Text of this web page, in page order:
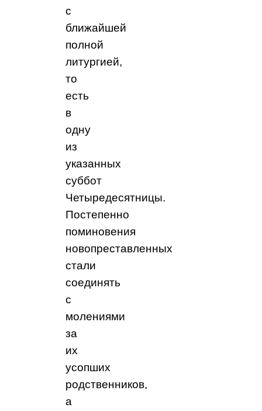
с
ближайшей
полной
литургией,
то
есть
в
одну
из
указанных
суббот
Четыредесятницы.
Постепенно
поминовения
новопреставленных
стали
соединять
с
молениями
за
их
усопших
родственников,
а